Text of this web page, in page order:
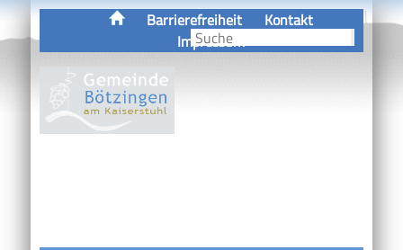
Barrierefreiheit
Kontakt
Impressum